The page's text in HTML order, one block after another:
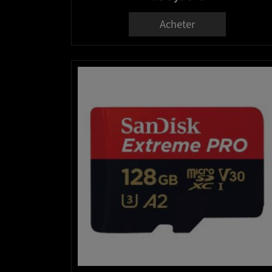
Acheter